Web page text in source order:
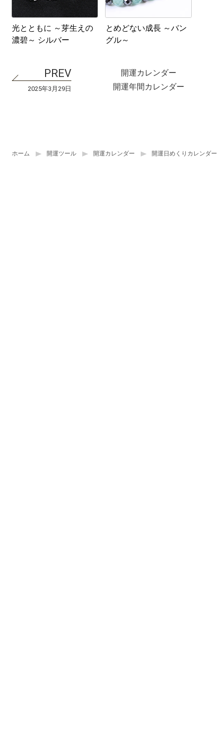
ホーム 開運ツール 開運カレンダー 開運日めくりカレンダー
光とともに ～芽生えの
濃碧～ シルバー
とめどない成長 ～バン
グル～
2025年3月29日
開運カレンダー
開運年間カレンダー